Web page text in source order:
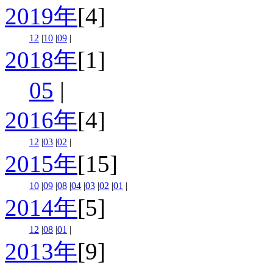
2019年[4]
12 |10 |09 |
2018年[1]
05 |
2016年[4]
12 |03 |02 |
2015年[15]
10 |09 |08 |04 |03 |02 |01 |
2014年[5]
12 |08 |01 |
2013年[9]